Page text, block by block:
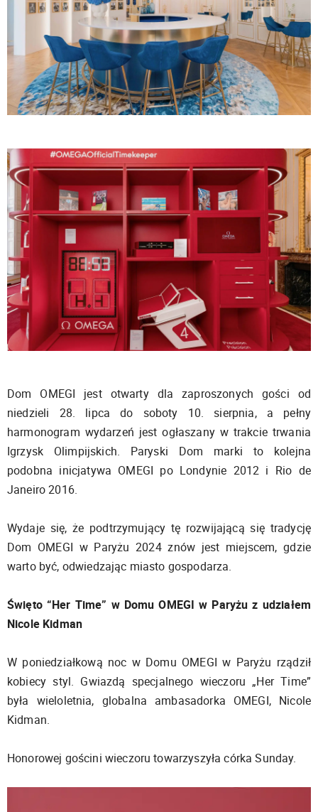
Dom OMEGI jest otwarty dla zaproszonych gości od
niedzieli 28. lipca do soboty 10. sierpnia, a pełny
harmonogram wydarzeń jest ogłaszany w trakcie trwania
Igrzysk Olimpijskich. Paryski Dom marki to kolejna
podobna inicjatywa OMEGI po Londynie 2012 i Rio de
Janeiro 2016.
Wydaje się, że podtrzymujący tę rozwijającą się tradycję
Dom OMEGI w Paryżu 2024 znów jest miejscem, gdzie
warto być, odwiedzając miasto gospodarza.
Święto “Her Time” w Domu OMEGI w Paryżu z udziałem
Nicole Kidman
W poniedziałkową noc w Domu OMEGI w Paryżu rządził
kobiecy styl. Gwiazdą specjalnego wieczoru „Her Time”
była wieloletnia, globalna ambasadorka OMEGI, Nicole
Kidman.
Honorowej gościni wieczoru towarzyszyła córka Sunday.